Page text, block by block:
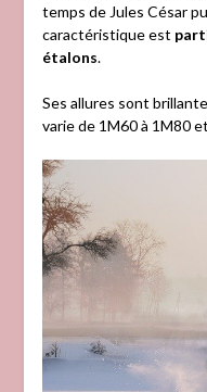
temps de Jules César
caractéristique est
étalons.
Ses allures sont
varie de 1M60 à 1M80